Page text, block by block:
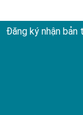
Đăng ký nhận bản